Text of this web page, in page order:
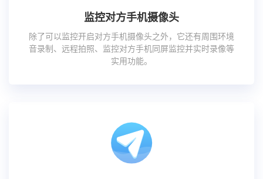
监控对方手机摄像头
除了可以监控开启对方手机摄像头之外，它还有周围环境
音录制、远程拍照、监控对方手机同屏监控并实时录像等
实用功能。